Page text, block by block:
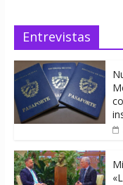
Entrevistas